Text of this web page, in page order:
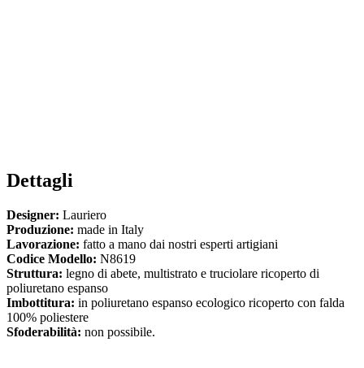
Dettagli
Designer: Lauriero
Produzione: made in Italy
Lavorazione: fatto a mano dai nostri esperti artigiani
Codice Modello: N8619
Struttura: legno di abete, multistrato e truciolare ricoperto di
poliuretano espanso
Imbottitura: in poliuretano espanso ecologico ricoperto con falda
100% poliestere
Sfoderabilità: non possibile.